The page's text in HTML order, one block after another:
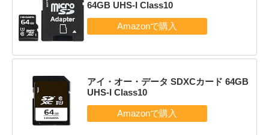
64GB UHS-I Class10
アイ・オー・データ SDXCカード 64GB
UHS-I Class10